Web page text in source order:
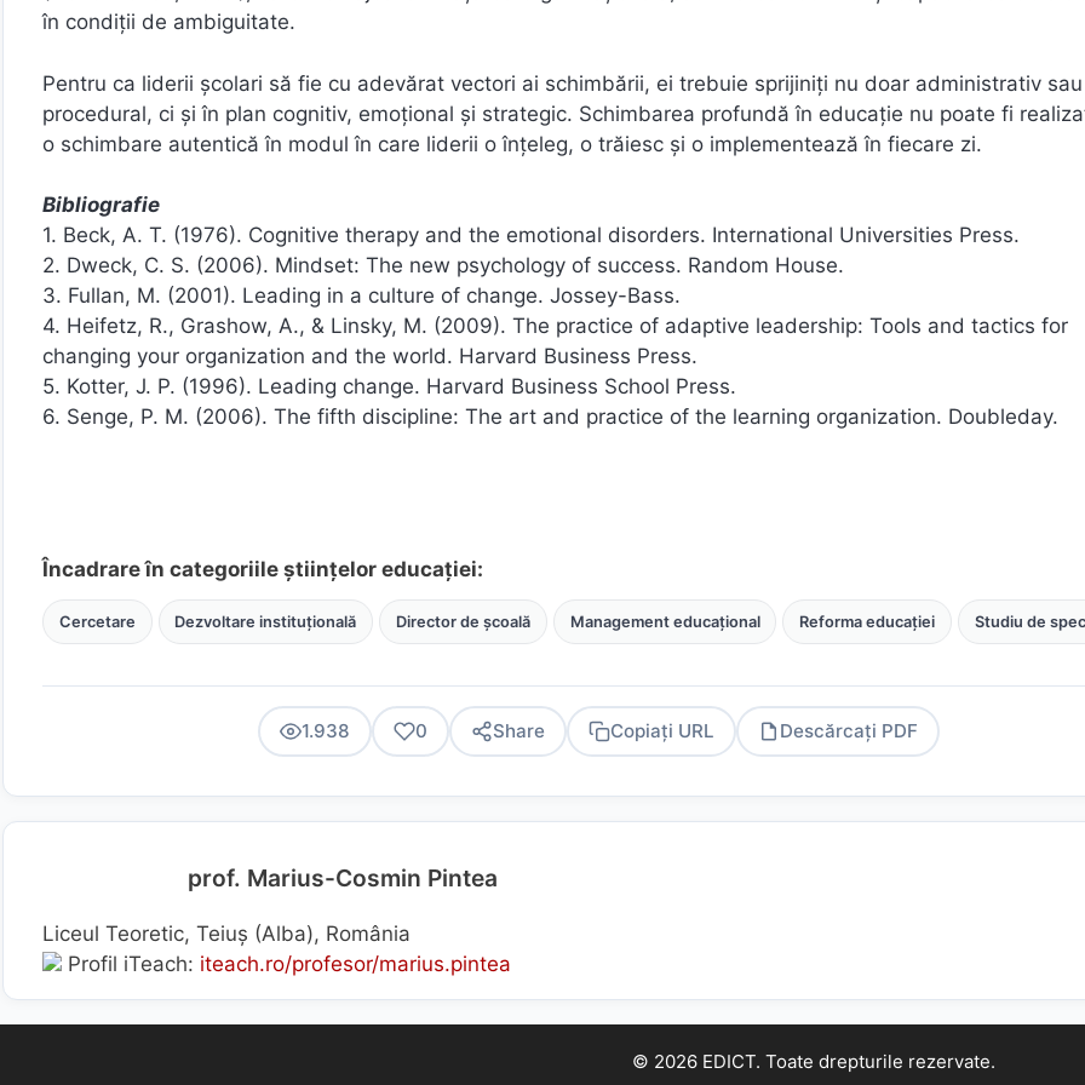
în condiții de ambiguitate.
Pentru ca liderii școlari să fie cu adevărat vectori ai schimbării, ei trebuie sprijiniți nu doar administrativ sau
procedural, ci și în plan cognitiv, emoțional și strategic. Schimbarea profundă în educație nu poate fi
o schimbare autentică în modul în care liderii o înțeleg, o trăiesc și o implementează în fiecare zi.
Bibliografie
1. Beck, A. T. (1976). Cognitive therapy and the emotional disorders. International Universities Press.
2. Dweck, C. S. (2006). Mindset: The new psychology of success. Random House.
3. Fullan, M. (2001). Leading in a culture of change. Jossey-Bass.
4. Heifetz, R., Grashow, A., & Linsky, M. (2009). The practice of adaptive leadership: Tools and tactics for
changing your organization and the world. Harvard Business Press.
5. Kotter, J. P. (1996). Leading change. Harvard Business School Press.
6. Senge, P. M. (2006). The fifth discipline: The art and practice of the learning organization. Doubleday.
Încadrare în categoriile științelor educației:
Cercetare Dezvoltare instituțională Director de școală Management educațional Reforma educației Studiu de
1.938 0 Share Copiați URL Descărcați PDF
prof. Marius-Cosmin Pintea
Liceul Teoretic, Teiuș (Alba), România
Profil iTeach: iteach.ro/profesor/marius.pintea
© 2026 EDICT. Toate drepturile rezervate.